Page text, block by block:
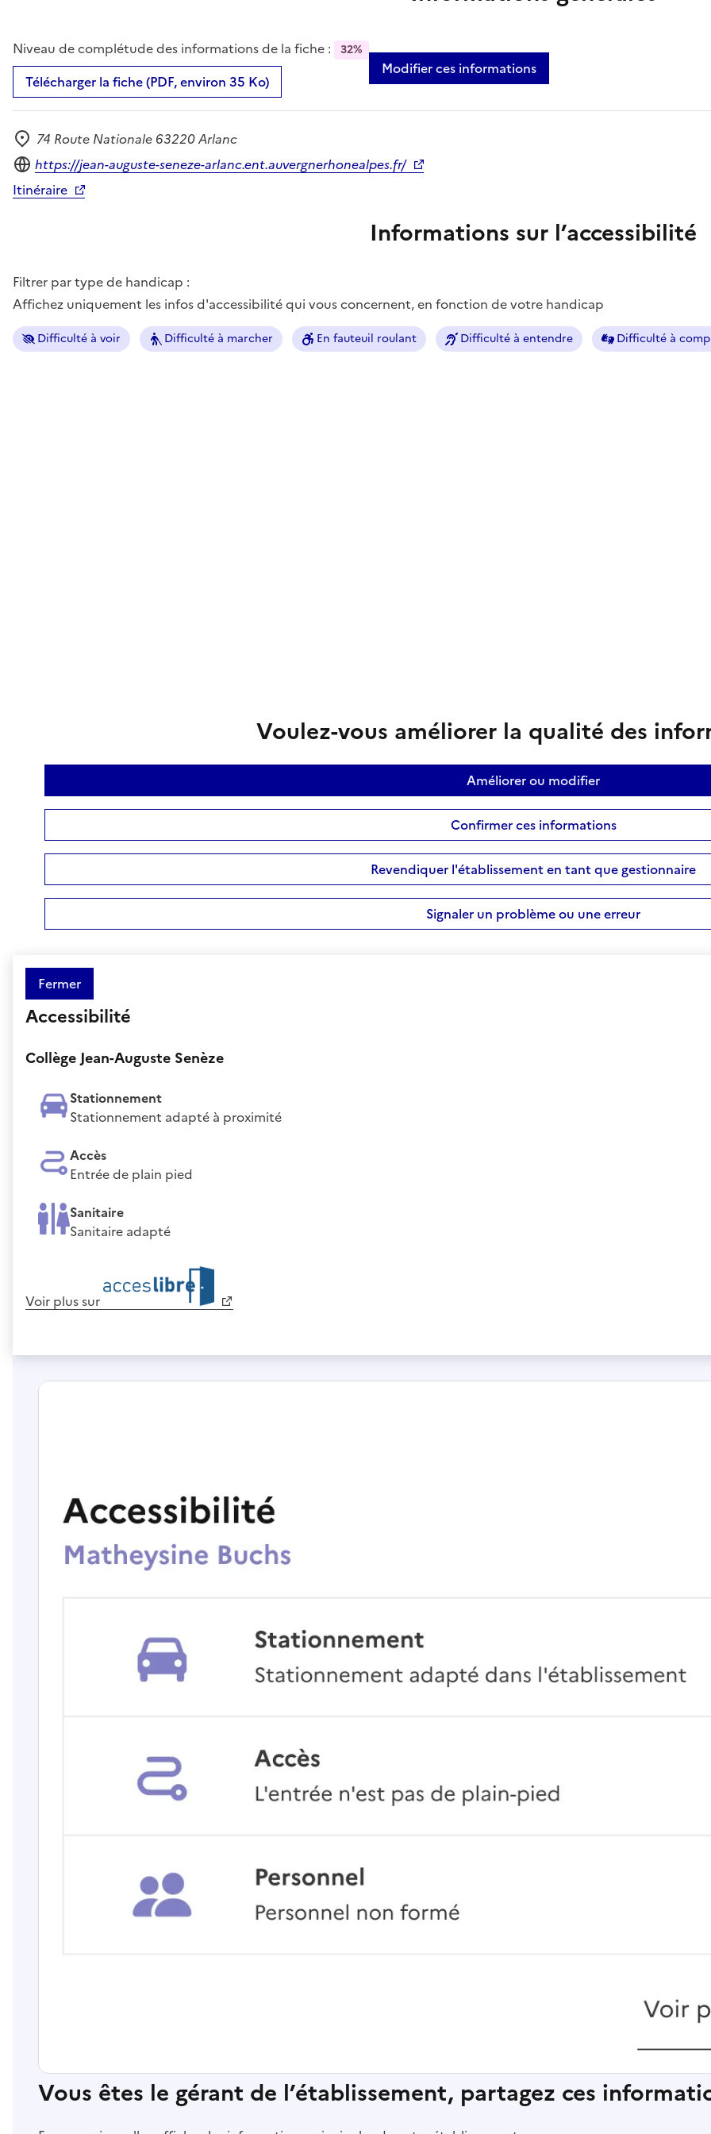
Niveau de complétude des informations de la fiche : 32%
Télécharger la fiche (PDF, environ 35 Ko)
Modifier ces informations
Adresse
74 Route Nationale 63220 Arlanc
Site internet
https://jean-auguste-seneze-arlanc.ent.auvergnerhonealpes.fr/
Itinéraire
Informations sur l’accessibilité
Filtrer par type de handicap :
Affichez uniquement les infos d'accessibilité qui vous concernent, en fonction de votre handicap
Difficulté à voir Difficulté à marcher En fauteuil roulant Difficulté à entendre Difficulté à
Voulez-vous améliorer la qualité des
Améliorer ou modifier
Confirmer ces informations
Revendiquer l'établissement en tant que gestionnaire
Signaler un problème ou une erreur
Fermer
Accessibilité
Collège Jean-Auguste Senèze
Stationnement
Stationnement adapté à proximité
Accès
Entrée de plain pied
Sanitaire
Sanitaire adapté
Voir plus sur
Vous êtes le gérant de l’établissement, partagez ces